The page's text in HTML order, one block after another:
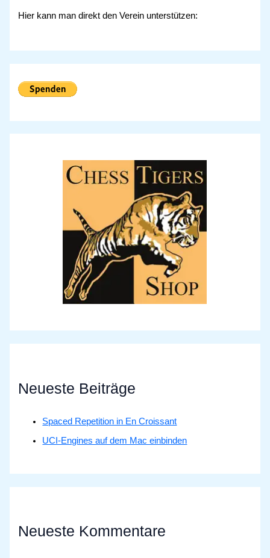
h
Hier kann man direkt den Verein unterstützen:
Neueste Beiträge
Spaced Repetition in En Croissant
UCI-Engines auf dem Mac einbinden
Neueste Kommentare